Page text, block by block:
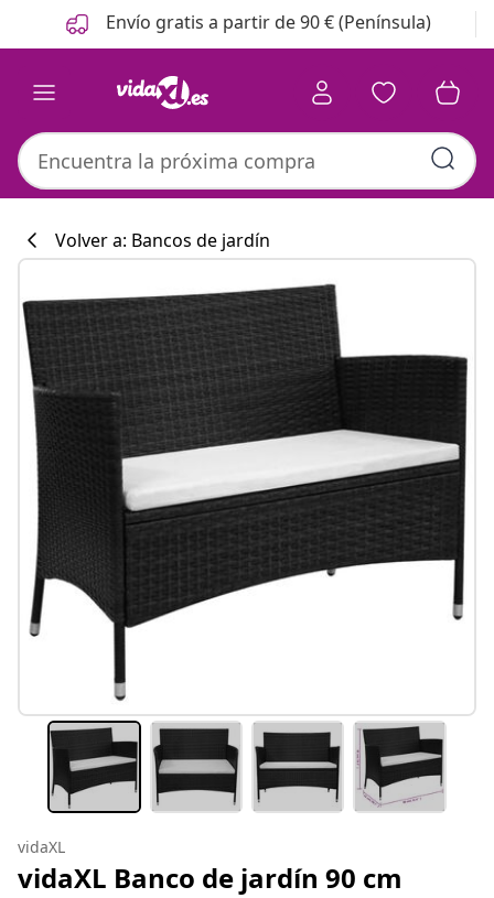
Anterior
Siguiente Envío gratis a partir de 90 € (Península)
#sharemevidaxl
Volver a: Bancos de jardín
vidaXL
vidaXL Banco de jardín 90 cm